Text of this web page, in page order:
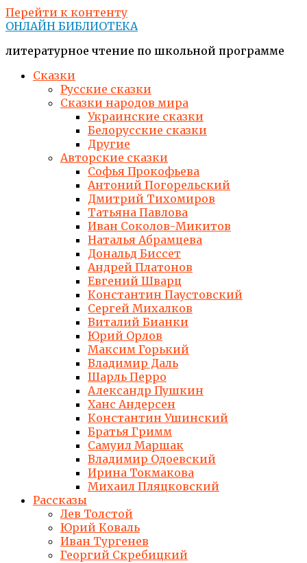
Перейти к контенту
ОНЛАЙН БИБЛИОТЕКА
литературное чтение по школьной программе
Сказки
Русские сказки
Сказки народов мира
Украинские сказки
Белорусские сказки
Другие
Авторские сказки
Софья Прокофьева
Антоний Погорельский
Дмитрий Тихомиров
Татьяна Павлова
Иван Соколов-Микитов
Наталья Абрамцева
Дональд Биссет
Андрей Платонов
Евгений Шварц
Константин Паустовский
Сергей Михалков
Виталий Бианки
Юрий Орлов
Максим Горький
Владимир Даль
Шарль Перро
Александр Пушкин
Ханс Андерсен
Константин Ушинский
Братья Гримм
Самуил Маршак
Владимир Одоевский
Ирина Токмакова
Михаил Пляцковский
Рассказы
Лев Толстой
Юрий Коваль
Иван Тургенев
Георгий Скребицкий